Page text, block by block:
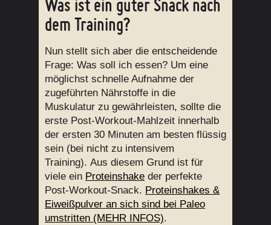
Was ist ein guter Snack nach
dem Training?
Nun stellt sich aber die entscheidende
Frage: Was soll ich essen? Um eine
möglichst schnelle Aufnahme der
zugeführten Nährstoffe in die
Muskulatur zu gewährleisten, sollte die
erste Post-Workout-Mahlzeit innerhalb
der ersten 30 Minuten am besten flüssig
sein (bei nicht zu intensivem
Training). Aus diesem Grund ist für
viele ein Proteinshake der perfekte
Post-Workout-Snack. Proteinshakes &
Eiweißpulver an sich sind bei Paleo
umstritten (MEHR INFOS).